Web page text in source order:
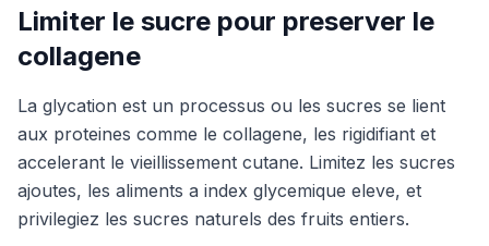
Limiter le sucre pour preserver le
collagene
La glycation est un processus ou les sucres se lient
aux proteines comme le collagene, les rigidifiant et
accelerant le vieillissement cutane. Limitez les sucres
ajoutes, les aliments a index glycemique eleve, et
privilegiez les sucres naturels des fruits entiers.